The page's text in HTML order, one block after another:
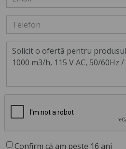
Confirm că am peste 16 ani